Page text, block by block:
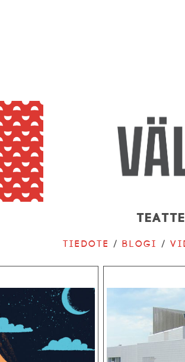
Tiedote /Blogi /